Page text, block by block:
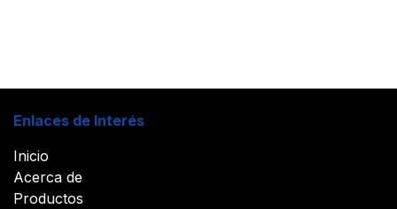
Enlaces de Interés
Inicio
Acerca de
Productos